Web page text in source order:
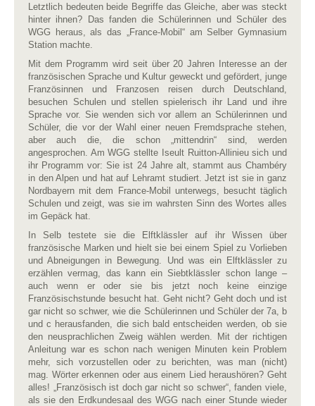
Letztlich bedeuten beide Begriffe das Gleiche, aber was steckt
hinter ihnen? Das fanden die Schülerinnen und Schüler des
WGG heraus, als das „France-Mobil“ am Selber Gymnasium
Station machte.
Mit dem Programm wird seit über 20 Jahren Interesse an der
französischen Sprache und Kultur geweckt und gefördert, junge
Französinnen und Franzosen reisen durch Deutschland,
besuchen Schulen und stellen spielerisch ihr Land und ihre
Sprache vor. Sie wenden sich vor allem an Schülerinnen und
Schüler, die vor der Wahl einer neuen Fremdsprache stehen,
aber auch die, die schon „mittendrin“ sind, werden
angesprochen. Am WGG stellte Iseult Ruitton-Allinieu sich und
ihr Programm vor: Sie ist 24 Jahre alt, stammt aus Chambéry
in den Alpen und hat auf Lehramt studiert. Jetzt ist sie in ganz
Nordbayern mit dem France-Mobil unterwegs, besucht täglich
Schulen und zeigt, was sie im wahrsten Sinn des Wortes alles
im Gepäck hat.
In Selb testete sie die Elftklässler auf ihr Wissen über
französische Marken und hielt sie bei einem Spiel zu Vorlieben
und Abneigungen in Bewegung. Und was ein Elftklässler zu
erzählen vermag, das kann ein Siebtklässler schon lange –
auch wenn er oder sie bis jetzt noch keine einzige
Französischstunde besucht hat. Geht nicht? Geht doch und ist
gar nicht so schwer, wie die Schülerinnen und Schüler der 7a, b
und c herausfanden, die sich bald entscheiden werden, ob sie
den neusprachlichen Zweig wählen werden. Mit der richtigen
Anleitung war es schon nach wenigen Minuten kein Problem
mehr, sich vorzustellen oder zu berichten, was man (nicht)
mag. Wörter erkennen oder aus einem Lied heraushören? Geht
alles! „Französisch ist doch gar nicht so schwer“, fanden viele,
als sie den Erdkundesaal des WGG nach einer Stunde wieder